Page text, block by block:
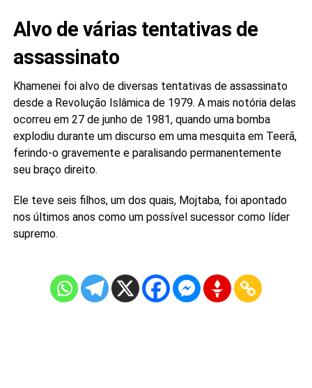
Alvo de várias tentativas de
assassinato
Khamenei foi alvo de diversas tentativas de assassinato
desde a Revolução Islâmica de 1979. A mais notória delas
ocorreu em 27 de junho de 1981, quando uma bomba
explodiu durante um discurso em uma mesquita em Teerã,
ferindo-o gravemente e paralisando permanentemente
seu braço direito.
Ele teve seis filhos, um dos quais, Mojtaba, foi apontado
nos últimos anos como um possível sucessor como líder
supremo.